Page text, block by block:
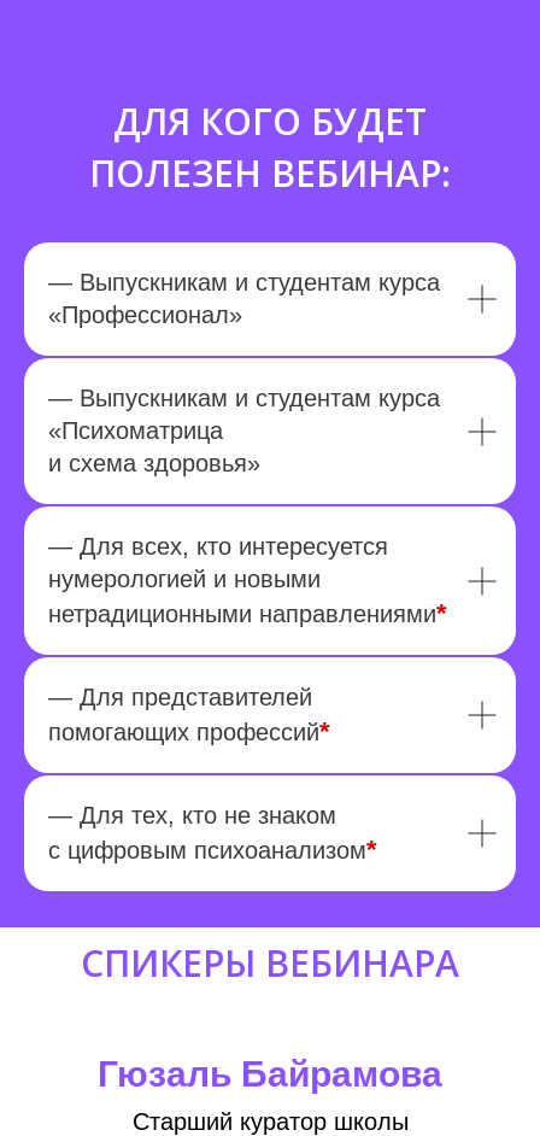
ДЛЯ КОГО БУДЕТ
ПОЛЕЗЕН ВЕБИНАР:
— Выпускникам и студентам курса
«Профессионал»
— Выпускникам и студентам курса
«Психоматрица
и схема здоровья»
— Для всех, кто интересуется
нумерологией и новыми
нетрадиционными направлениями*
— Для представителей
помогающих профессий*
— Для тех, кто не знаком
с цифровым психоанализом*
СПИКЕРЫ ВЕБИНАРА
Гюзаль Байрамова
Старший куратор школы